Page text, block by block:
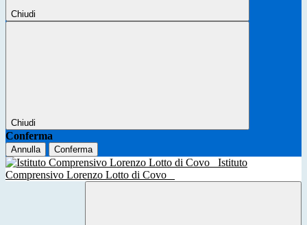
Chiudi
Chiudi
Conferma
Annulla Conferma
Istituto
Comprensivo Lorenzo Lotto di Covo